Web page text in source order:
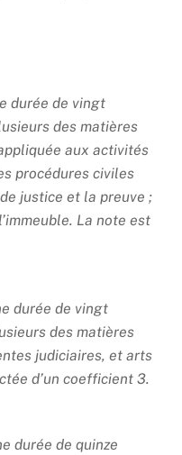
durée de vingt
des matières
aux activités
procédures civiles
justice et la preuve ;
La note est
durée de vingt
des matières
judiciaires, et arts
d’un coefficient 3.
durée de quinze